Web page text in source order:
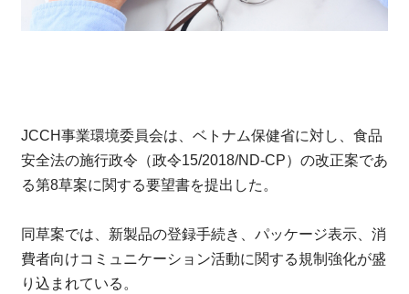
JCCH事業環境委員会は、ベトナム保健省に対し、食品
安全法の施行政令（政令15/2018/ND-CP）の改正案であ
る第8草案に関する要望書を提出した。
同草案では、新製品の登録手続き、パッケージ表示、消
費者向けコミュニケーション活動に関する規制強化が盛
り込まれている。